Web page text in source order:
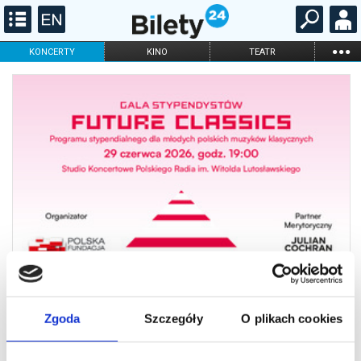
Zgoda Szczegóły O plikach cookies
KONCERTY KINO TEATR ...
FILHARMONIA OPERA I BALET
ONLINE KARNETY
Gala Stypendystów Programu